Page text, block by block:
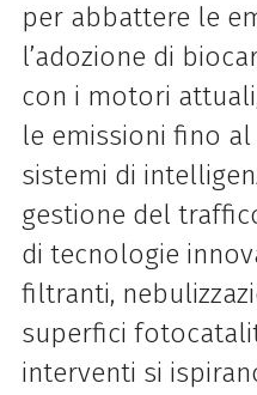
per abbattere le
l’adozione di
con i motori
le emissioni fino al
sistemi di
gestione del
di tecnologie
filtranti,
superfici
interventi si